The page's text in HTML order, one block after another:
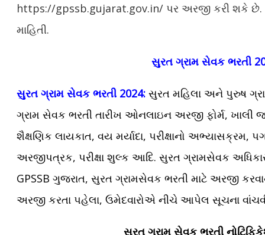
https://gpssb.gujarat.gov.in/ પર અરજી કરી શકે
માહિતી.
સુરત ગ્રામ સેવક ભરતી
સુરત ગ્રામ સેવક ભરતી 2024: સુરત મહિલા અને પુરુષ
ગ્રામ સેવક ભરતી તારીખ ઓનલાઇન અરજી ફોર્મ, ખાલી
શૈક્ષણિક લાયકાત, વય મર્યાદા, પરીક્ષાનો અભ્યાસક્રમ,
અરજીપત્રક, પરીક્ષા શુલ્ક આદિ. સુરત ગ્રામસેવક
GPSSB ગુજરાત, સુરત ગ્રામસેવક ભરતી માટે અરજી
અરજી કરતા પહેલા, ઉમેદવારોએ નીચે આપેલ સૂચના
સુરત ગ્રામ સેવક ભરતી